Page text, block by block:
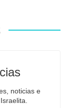
noticias e